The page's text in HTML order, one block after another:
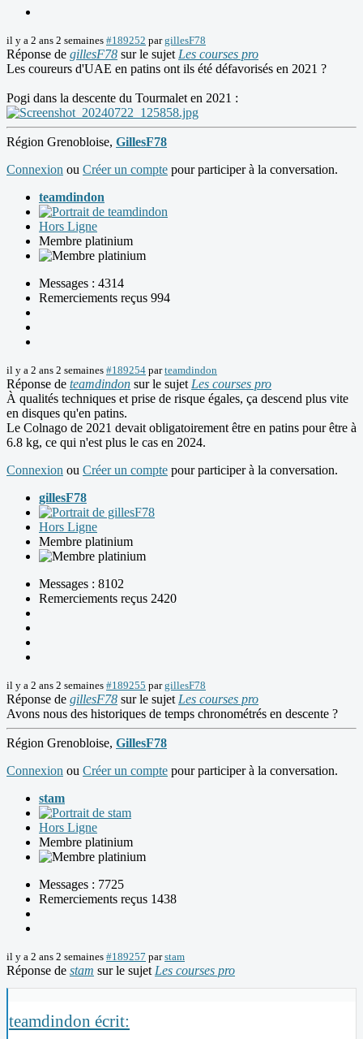
il y a 2 ans 2 semaines #189252 pargillesF78
Réponse de gillesF78 sur le sujet Les courses pro
Les coureurs d'UAE en patins ont ils été défavorisés en 2021 ?
Pogi dans la descente du Tourmalet en 2021 :
Région Grenobloise, GillesF78
Connexion ou Créer un compte pour participer à la conversation.
teamdindon
Hors Ligne
Membre platinium
Messages : 4314
Remerciements reçus 994
il y a 2 ans 2 semaines #189254 parteamdindon
Réponse de teamdindon sur le sujet Les courses pro
À qualités techniques et prise de risque égales, ça descend plus vite
en disques qu'en patins.
Le Colnago de 2021 devait obligatoirement être en patins pour être à
6.8 kg, ce qui n'est plus le cas en 2024.
Connexion ou Créer un compte pour participer à la conversation.
gillesF78
Hors Ligne
Membre platinium
Messages : 8102
Remerciements reçus 2420
il y a 2 ans 2 semaines #189255 pargillesF78
Réponse de gillesF78 sur le sujet Les courses pro
Avons nous des historiques de temps chronométrés en descente ?
Région Grenobloise, GillesF78
Connexion ou Créer un compte pour participer à la conversation.
stam
Hors Ligne
Membre platinium
Messages : 7725
Remerciements reçus 1438
il y a 2 ans 2 semaines #189257 parstam
Réponse de stam sur le sujet Les courses pro
teamdindon écrit: